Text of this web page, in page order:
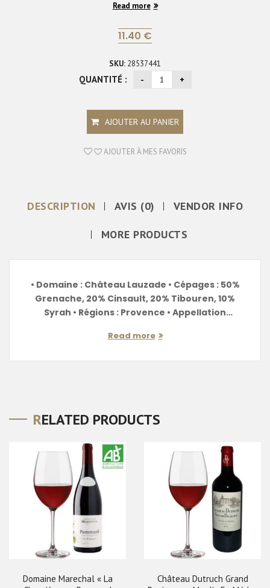
Read more
11.40 €
SKU: 28537441
QUANTITÉ :
AJOUTER AU PANIER
AJOUTER À MES FAVORIS
DESCRIPTION AVIS (0) VENDOR INFO
MORE PRODUCTS
• Domaine : Château Lauzade • Cépages : 50%
Grenache, 20% Cinsault, 20% Tibouren, 10%
Syrah • Régions : Provence • Appellation
Millésime ...
Read more
RELATED PRODUCTS
Domaine Marechal « La
Château Dutruch Grand